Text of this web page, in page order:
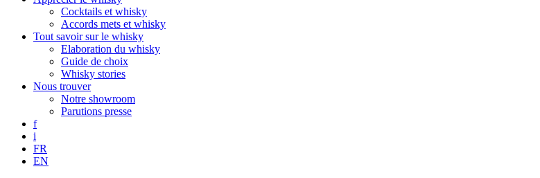
Cocktails et whisky
Accords mets et whisky
Tout savoir sur le whisky
Elaboration du whisky
Guide de choix
Whisky stories
Nous trouver
Notre showroom
Parutions presse
f
i
FR
EN